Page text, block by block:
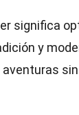
significa
y